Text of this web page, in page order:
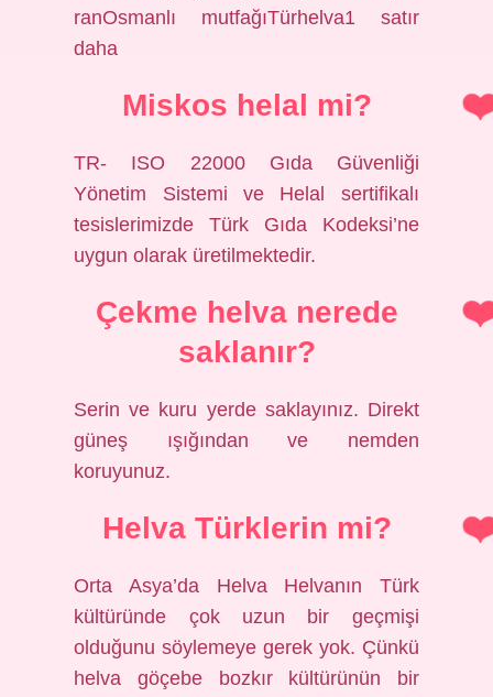
ranOsmanlı mutfağıTürhelva1 satır
daha
Miskos helal mi?
TR- ISO 22000 Gıda Güvenliği
Yönetim Sistemi ve Helal sertifikalı
tesislerimizde Türk Gıda Kodeksi’ne
uygun olarak üretilmektedir.
Çekme helva nerede
saklanır?
Serin ve kuru yerde saklayınız. Direkt
güneş ışığından ve nemden
koruyunuz.
Helva Türklerin mi?
Orta Asya’da Helva Helvanın Türk
kültüründe çok uzun bir geçmişi
olduğunu söylemeye gerek yok. Çünkü
helva göçebe bozkır kültürünün bir